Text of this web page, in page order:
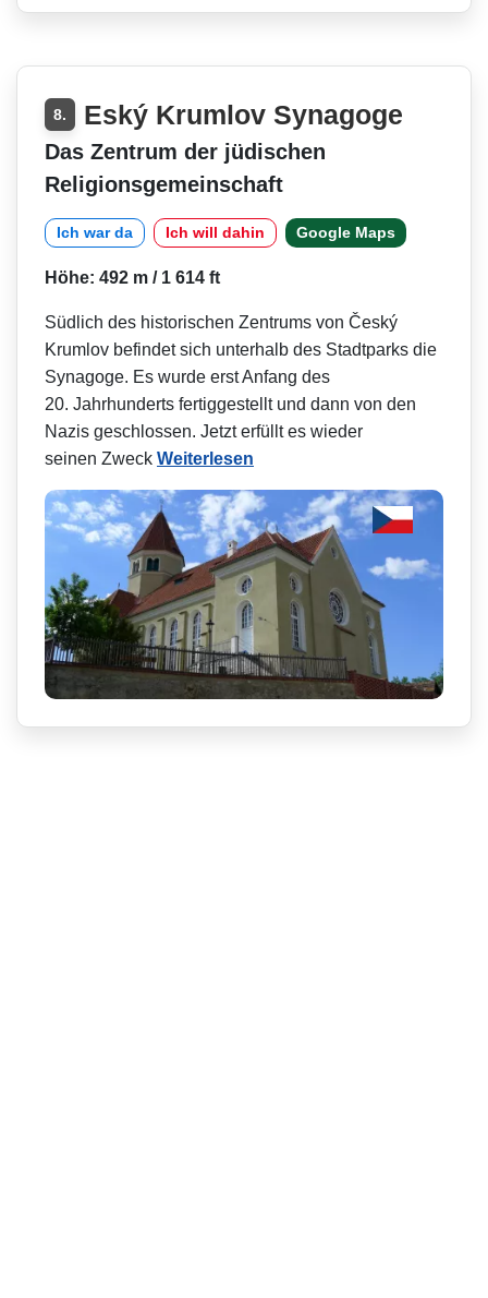
8. Eský Krumlov Synagoge
Das Zentrum der jüdischen
Religionsgemeinschaft
Ich war da Ich will dahin Google Maps
Höhe: 492 m / 1 614 ft
Südlich des historischen Zentrums von Český
Krumlov befindet sich unterhalb des Stadtparks die
Synagoge. Es wurde erst Anfang des
20. Jahrhunderts fertiggestellt und dann von den
Nazis geschlossen. Jetzt erfüllt es wieder
seinen Zweck Weiterlesen